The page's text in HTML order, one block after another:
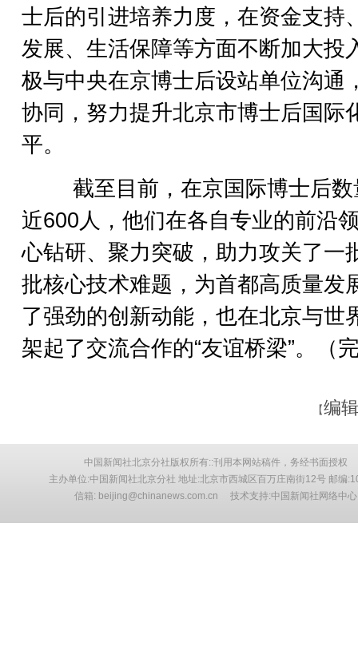
士后的引进培养力度，在资金支持
发展、生活保障等方面不断加大投
极与中央在京博士后设站单位沟通
协同，努力提升北京市博士后国际
平。
截至目前，在京国际博士后数
近600人，他们在各自专业的前沿
心钻研、聚力突破，助力攻关了一
批核心技术难题，为首都高质量发
了强劲的创新动能，也在北京与世
架起了交流合作的“友谊桥梁”。（
【编
中国新闻社北京分社版权所有::刊用本网站稿件，务经书面授权
主办单位:中国新闻社北京分社 地址:北京市西城区百万庄南街12号 邮编
信箱: beijing@chinanews.com.cn 技术支持:中国新闻社网络中心